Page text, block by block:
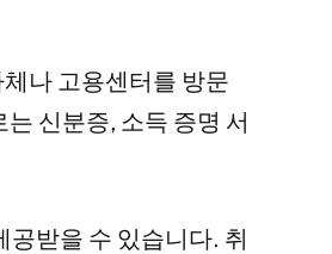
나 고용센터를 방문
신분증, 소득 증명 서
받을 수 있습니다. 취